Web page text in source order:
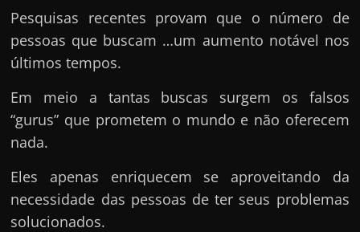
a
t
o
P
e
n
s
a
n
Pesquisas recentes provam que o número de
pessoas que buscam …um aumento notável nos
últimos tempos.
Em meio a tantas buscas surgem os falsos
“gurus” que prometem o mundo e não oferecem
nada.
Eles apenas enriquecem se aproveitando da
necessidade das pessoas de ter seus problemas
solucionados.